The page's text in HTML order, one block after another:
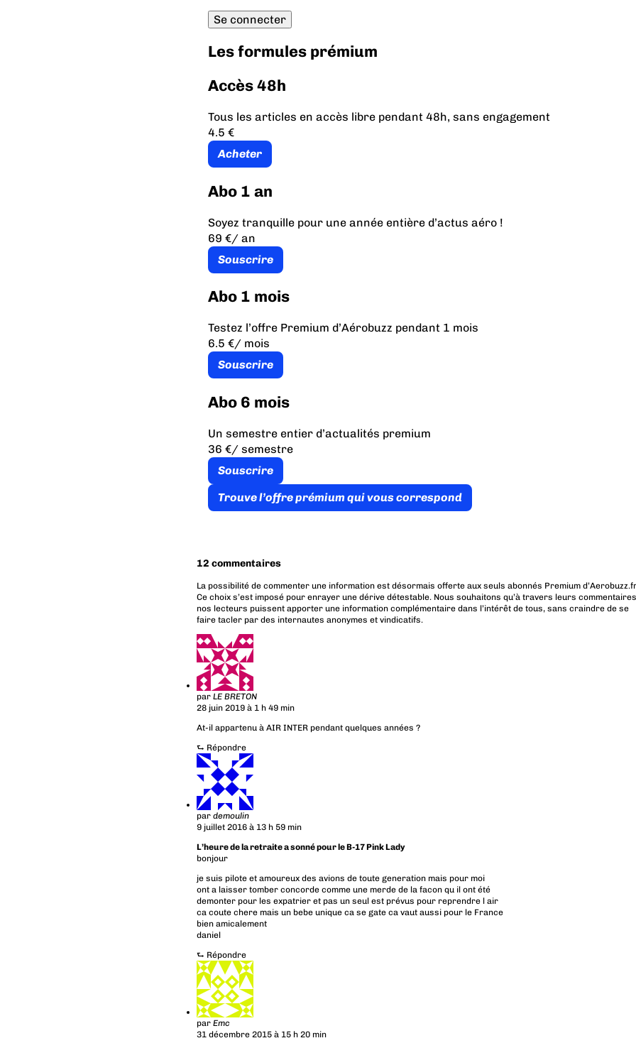
Les formules prémium
Accès 48h
Tous les articles en accès libre pendant 48h, sans engagement
4.5 €
Acheter
Abo 1 an
Soyez tranquille pour une année entière d’actus aéro !
69 €/ an
Souscrire
Abo 1 mois
Testez l’offre Premium d’Aérobuzz pendant 1 mois
6.5 €/ mois
Souscrire
Abo 6 mois
Un semestre entier d’actualités premium
36 €/ semestre
Souscrire
Trouve l’offre prémium qui vous correspond
12 commentaires
La possibilité de commenter une information est désormais offerte aux seuls abonnés Premium
Ce choix s’est imposé pour enrayer une dérive détestable. Nous souhaitons qu’à travers leurs
nos lecteurs puissent apporter une information complémentaire dans l’intérêt de tous, sans craindre de se
faire tacler par des internautes anonymes et vindicatifs.
par LE BRETON
28 juin 2019 à 1 h 49 min
At-il appartenu à AIR INTER pendant quelques années ?
⮑ Répondre
par demoulin
9 juillet 2016 à 13 h 59 min
L’heure de la retraite a sonné pour le B-17 Pink Lady
bonjour
je suis pilote et amoureux des avions de toute generation mais pour moi
ont a laisser tomber concorde comme une merde de la facon qu il ont été
demonter pour les expatrier et pas un seul est prévus pour reprendre l air
ca coute chere mais un bebe unique ca se gate ca vaut aussi pour le France
bien amicalement
daniel
⮑ Répondre
par Emc
31 décembre 2015 à 15 h 20 min